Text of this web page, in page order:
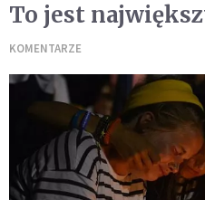
To jest
KOMENTARZE